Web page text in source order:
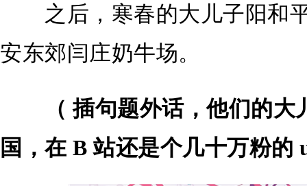
之后，寒春的大儿子阳和
安东郊闫庄奶牛场。
（ 插句题外话，他们的
国，在 B 站还是个几十万粉的